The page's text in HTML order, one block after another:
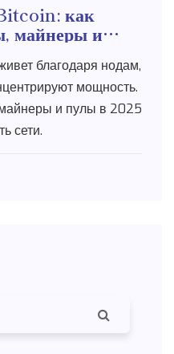
как
майнеры и
благодаря нодам,
мощность.
и пулы в 2025
сети.